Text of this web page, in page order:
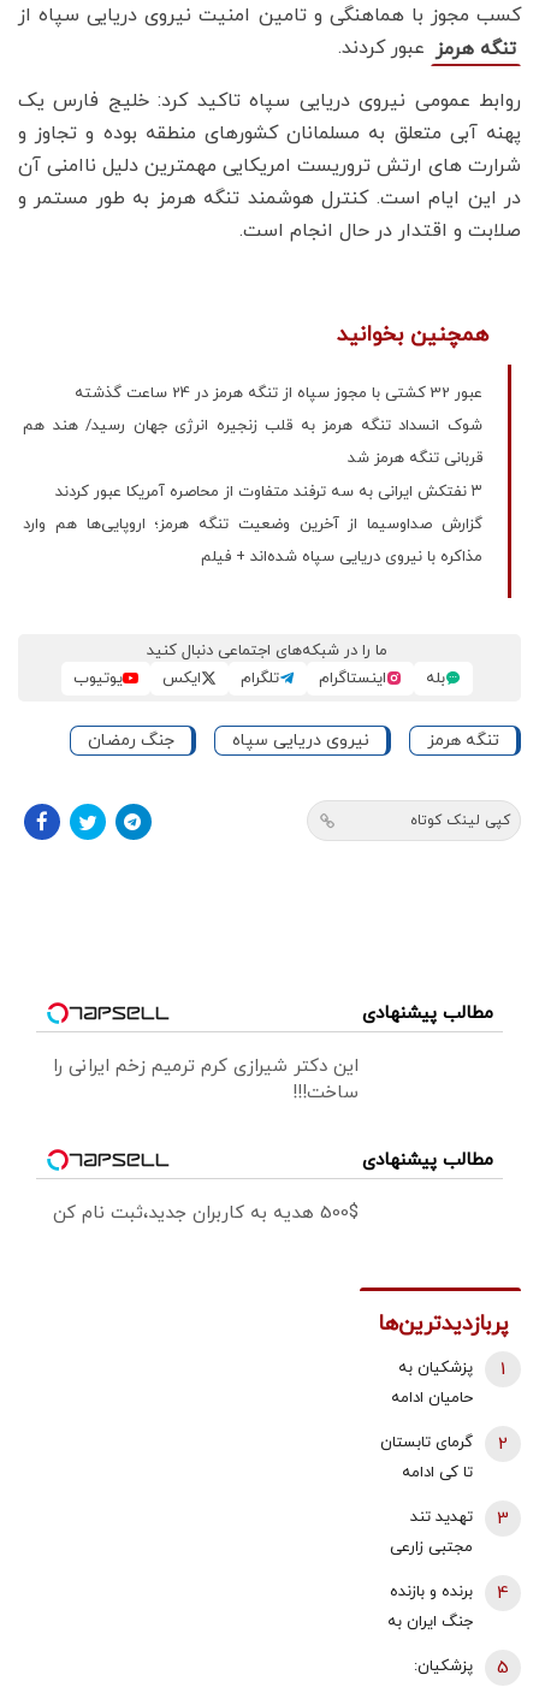
کسب مجوز با هماهنگی و تامین امنیت نیروی دریایی سپاه از
تنگه هرمز عبور کردند.
روابط عمومی نیروی دریایی سپاه تاکید کرد: خلیج فارس یک
پهنه آبی متعلق به مسلمانان کشورهای منطقه بوده و تجاوز و
شرارت های ارتش تروریست امریکایی مهمترین دلیل ناامنی آن
در این ایام است. کنترل هوشمند تنگه هرمز به طور مستمر و
صلابت و اقتدار در حال انجام است.
همچنین بخوانید
عبور 32 کشتی با مجوز سپاه از تنگه هرمز در 24 ساعت گذشته
شوک انسداد تنگه هرمز به قلب زنجیره انرژی جهان رسید/ هند هم
قربانی تنگه هرمز شد
۳ نفتکش ایرانی به سه ترفند متفاوت از محاصره آمریکا عبور کردند
گزارش صداوسیما از آخرین وضعیت تنگه هرمز؛ اروپایی‌ها هم وارد
مذاکره با نیروی دریایی سپاه شده‌اند + فیلم
ما را در شبکه‌های اجتماعی دنبال کنید
بله
اینستاگرام تلگرام ایکس یوتیوب
تنگه هرمز نیروی دریایی سپاه جنگ رمضان
کپی لینک کوتاه
مطالب پیشنهادی
این دکتر شیرازی کرم ترمیم زخم ایرانی را
ساخت!!!
مطالب پیشنهادی
500$ هدیه به کاربران جدید،ثبت نام کن
پربازدیدترین‌ها
پزشکیان به
حامیان ادامه
جنگ:
همین‌جوری
نگویید بزن/
تبعاتش را هم
باید دید
1
گرمای تابستان
تا کی ادامه
تا ۵۰ روز دیگر
گرما در پیش
داریم
2
تهدید تند
مجتبی زارعی
خرازی:حاضرم با
وضو شلاقت را
اجرا کنم
3
برنده و بازنده
جنگ ایران به
«تلگراف» |
4
پزشکیان:
5